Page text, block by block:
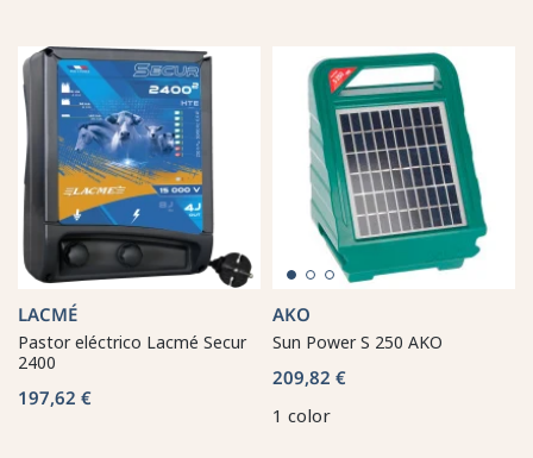
LACMÉ
Pastor eléctrico Lacmé Secur
2400
197,62 €
AKO
Sun Power S 250 AKO
209,82 €
1 color